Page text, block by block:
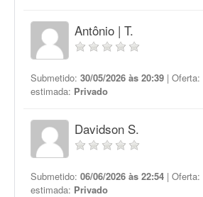
Antônio | T.
Submetido: 30/05/2026 às 20:39 | Oferta:
estimada: Privado
Davidson S.
Submetido: 06/06/2026 às 22:54 | Oferta:
estimada: Privado